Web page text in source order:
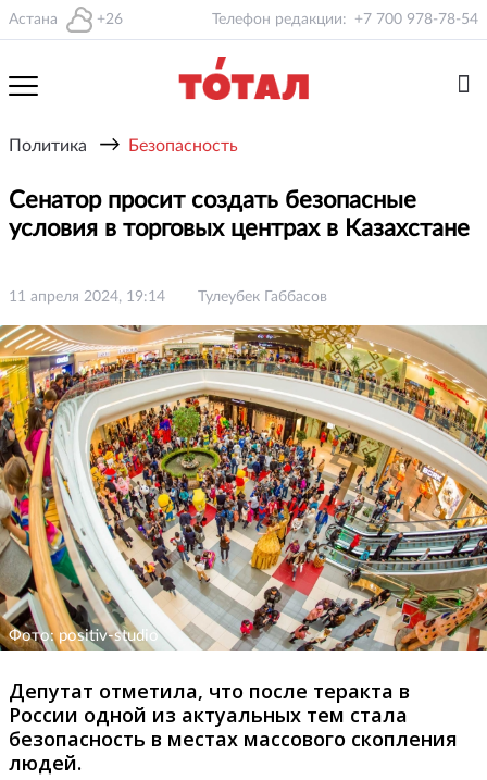
Астана +26 Телефон редакции: +7 700 978-78-54
Политика → Безопасность
Сенатор просит создать безопасные
условия в торговых центрах в Казахстане
11 апреля 2024, 19:14 Тулеубек Габбасов
Фото: positiv-studio
Депутат отметила, что после теракта в
России одной из актуальных тем стала
безопасность в местах массового скопления
людей.